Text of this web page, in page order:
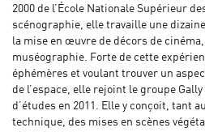
2000 de l’École Nationale Supérieur
scénographie, elle travaille une
la mise en œuvre de décors de
muséographie. Forte de cette
éphémères et voulant trouver un
de l’espace, elle rejoint le groupe
d’études en 2011. Elle y conçoit, tant
technique, des mises en scènes